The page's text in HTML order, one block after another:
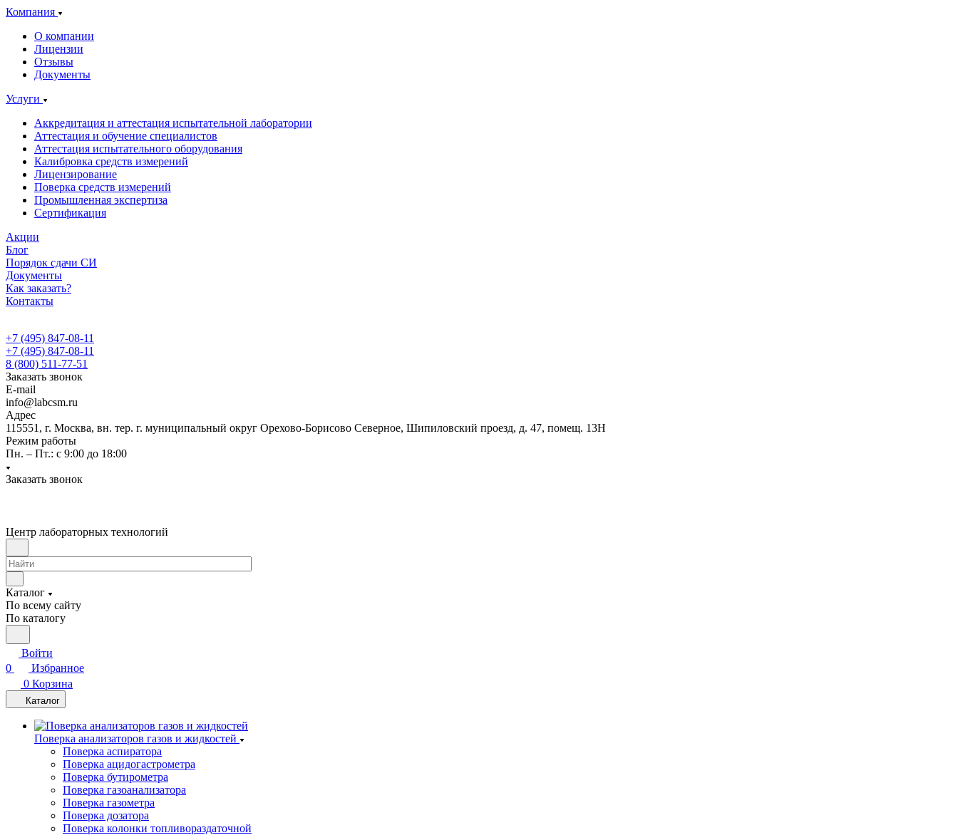
Компания
О компании
Лицензии
Отзывы
Документы
Услуги
Аккредитация и аттестация испытательной лаборатории
Аттестация и обучение специалистов
Аттестация испытательного оборудования
Калибровка средств измерений
Лицензирование
Поверка средств измерений
Промышленная экспертиза
Сертификация
Акции
Блог
Порядок сдачи СИ
Документы
Как заказать?
Контакты
+7 (495) 847-08-11
+7 (495) 847-08-11
8 (800) 511-77-51
Заказать звонок
E-mail
info@labcsm.ru
Адрес
115551, г. Москва, вн. тер. г. муниципальный округ Орехово-Борисово Северное, Шипиловский проезд, д. 47, помещ. 13Н
Режим работы
Пн. – Пт.: с 9:00 до 18:00
Заказать звонок
Центр лабораторных технологий
Каталог
По всему сайту
По каталогу
Войти
0
Избранное
0 Корзина
Каталог
Поверка анализаторов газов и жидкостей
Поверка аспиратора
Поверка ацидогастрометра
Поверка бутирометра
Поверка газоанализатора
Поверка газометра
Поверка дозатора
Поверка колонки топливораздаточной